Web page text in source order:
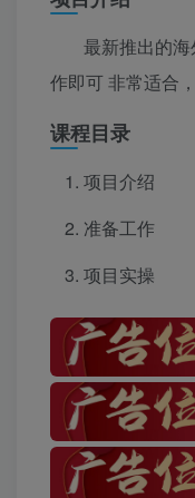
最新推出的
作即可 非常适合
课程目录
项目介绍
准备工作
项目实操